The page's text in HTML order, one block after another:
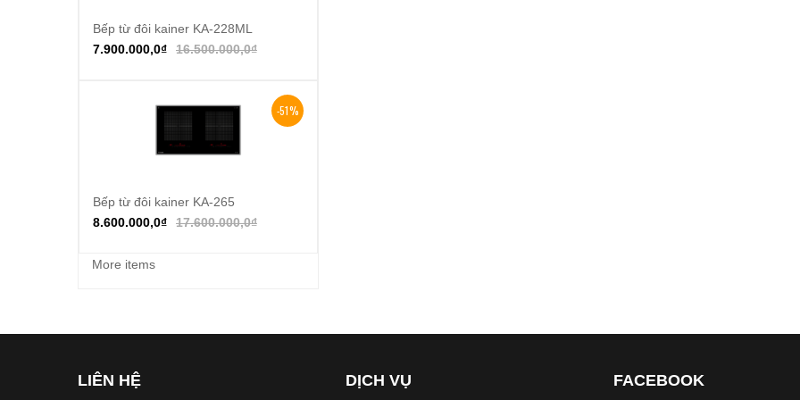
Thêm vào giỏ hàng
Bếp từ đôi kainer KA-228ML
16.500.000,0₫
7.900.000,0₫
-51%
Thêm vào giỏ hàng
Bếp từ đôi kainer KA-265
17.600.000,0₫
8.600.000,0₫
More items
LIÊN HỆ DỊCH VỤ FACEBOOK